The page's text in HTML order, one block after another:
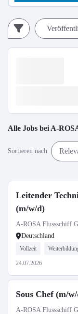
Alle Jobs bei A-
Sortieren nach
Leitender
(m/w/d)
A-ROSA Flussschiff
Deutschland
Vollzeit
24.07.2026
Sous Chef (m/
A-ROSA Flussschiff